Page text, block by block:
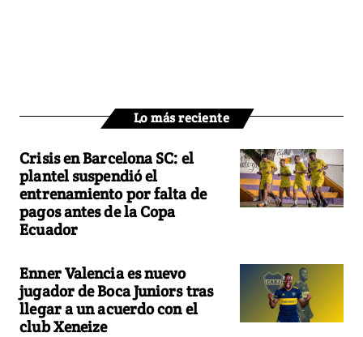
Lo más reciente
Crisis en Barcelona SC: el
plantel suspendió el
entrenamiento por falta de
pagos antes de la Copa
Ecuador
Enner Valencia es nuevo
jugador de Boca Juniors tras
llegar a un acuerdo con el
club Xeneize